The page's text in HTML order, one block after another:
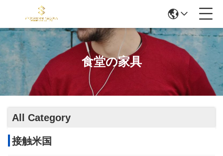
食堂の家具
All Category
接触米国